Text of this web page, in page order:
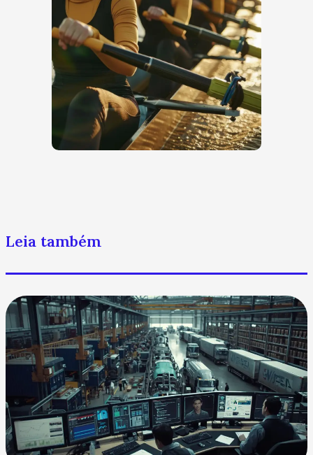
Leia também